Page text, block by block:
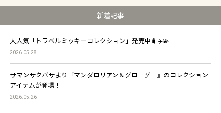
新着記事
大人気「トラベルミッキーコレクション」発売中🧳✈️💫
2026.05.28
サマンサタバサより『マンダロリアン＆グローグー』のコレクション
アイテムが登場！
2026.05.26